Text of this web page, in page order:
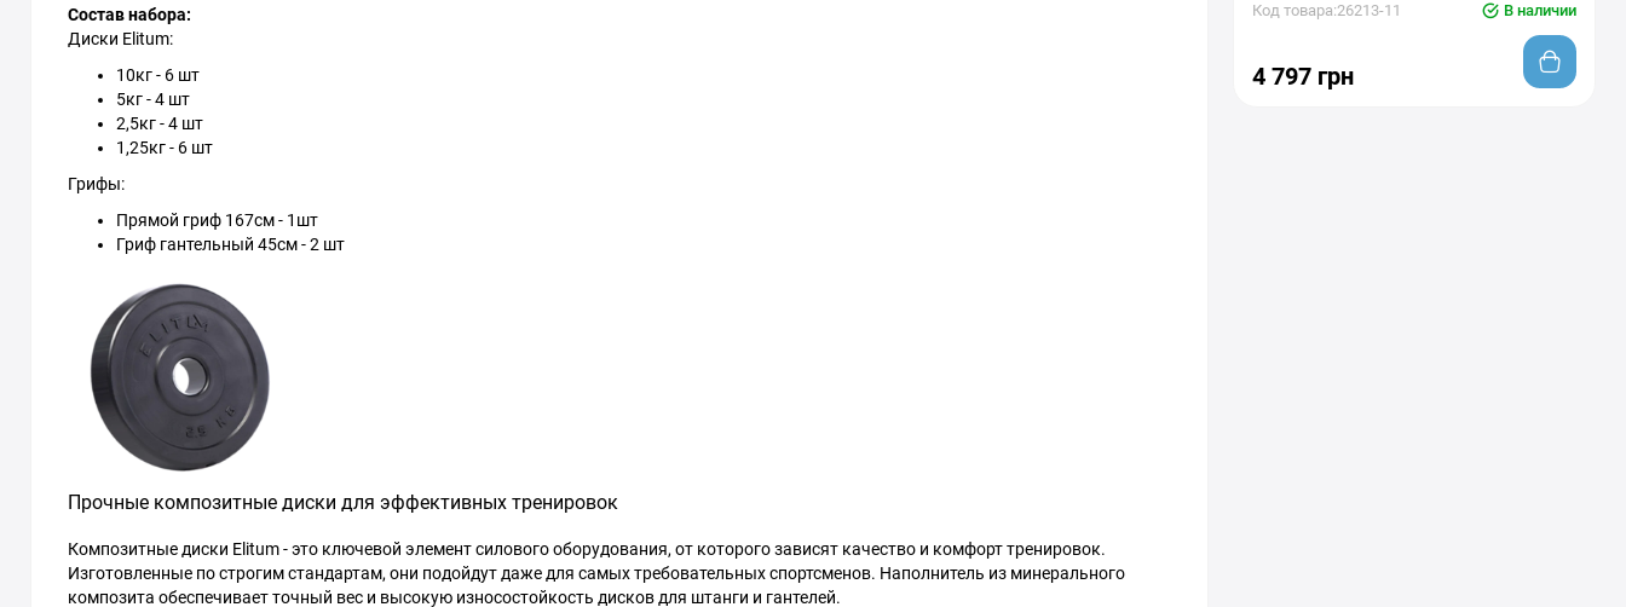
Состав набора:
Диски Elitum:
10кг - 6 шт
5кг - 4 шт
2,5кг - 4 шт
1,25кг - 6 шт
Грифы:
Прямой гриф 167см - 1шт
Гриф гантельный 45см - 2 шт
Прочные композитные диски для эффективных тренировок
Композитные диски Elitum - это ключевой элемент силового оборудования, от которого зависят качество и комфорт тренировок.
Изготовленные по строгим стандартам, они подойдут даже для самых требовательных спортсменов. Наполнитель из минерального
композита обеспечивает точный вес и высокую износостойкость дисков для штанги и гантелей.
Код товара:26213-11 В наличии
4 797 грн